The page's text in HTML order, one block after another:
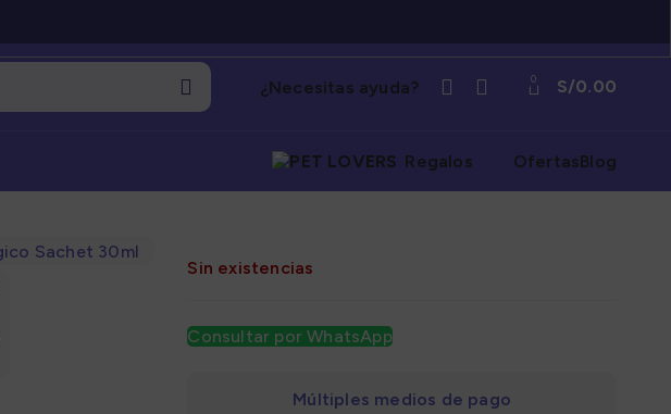
¿Necesitas ayuda? 0 S/0.00
Marcas
Regalos OfertasBlog
Sin existencias
Consultar por WhatsApp
Múltiples medios de pago